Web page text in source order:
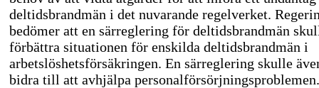
deltidsbrandmän i det nuvarande regelverket.
bedömer att en särreglering för deltidsbrandmän
förbättra situationen för enskilda deltidsbrandmän i
arbetslöshetsförsäkringen. En särreglering skulle
bidra till att avhjälpa personalförsörjningsproblemen.